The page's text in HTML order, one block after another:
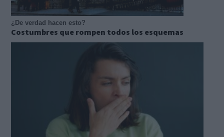
¿De verdad hacen esto?
Costumbres que rompen todos los esquemas